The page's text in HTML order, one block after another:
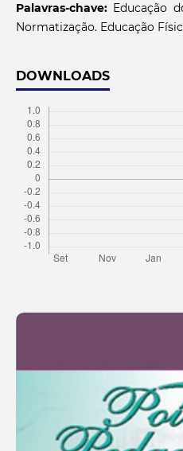
Palavras-chave:Educação
Normatização. Educação
DOWNLOADS